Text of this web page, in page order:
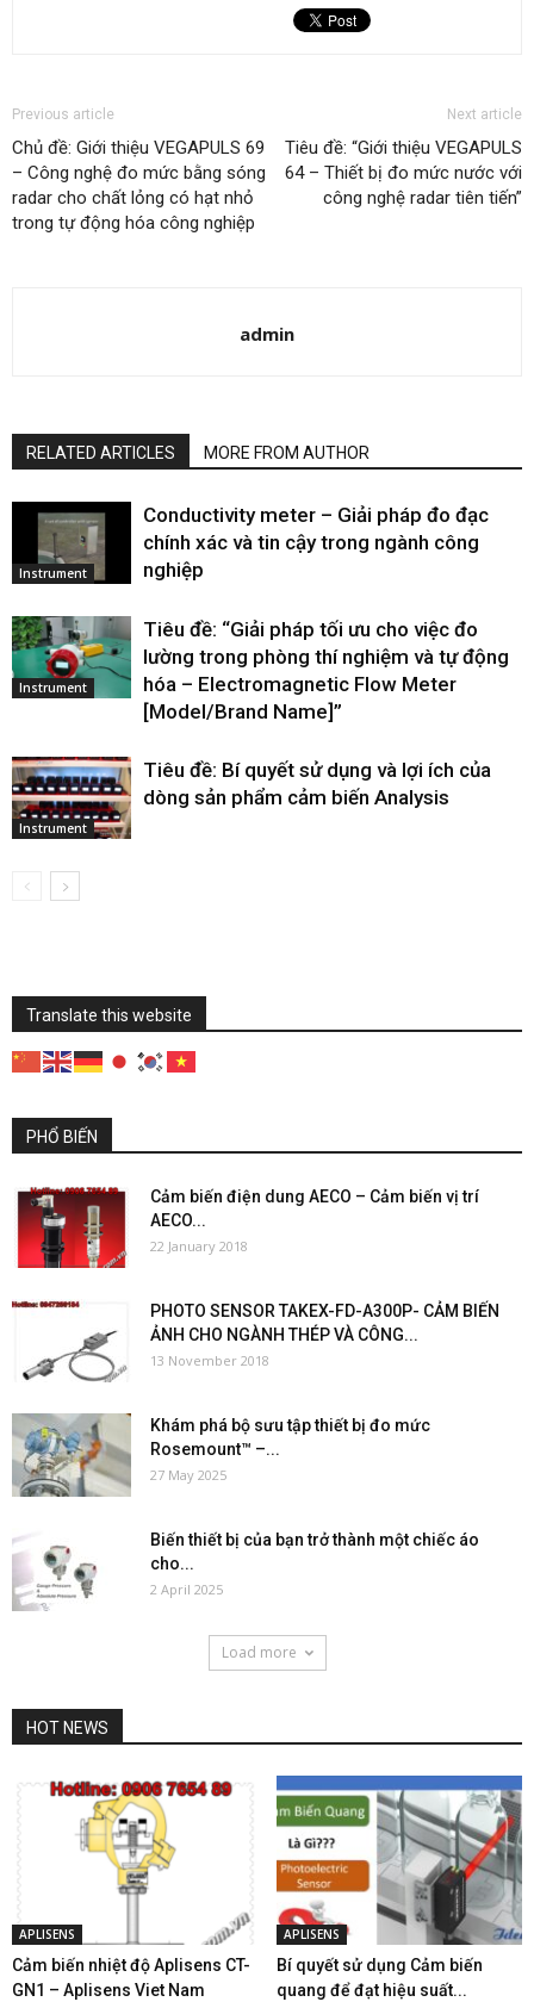
Previous article
Chủ đề: Giới thiệu VEGAPULS 69
– Công nghệ đo mức bằng sóng
radar cho chất lỏng có hạt nhỏ
trong tự động hóa công nghiệp
Next article
Tiêu đề: “Giới thiệu VEGAPULS
64 – Thiết bị đo mức nước với
công nghệ radar tiên tiến”
admin
RELATED ARTICLES MORE FROM AUTHOR
Instrument
Conductivity meter – Giải pháp đo đạc
chính xác và tin cậy trong ngành công
nghiệp
Instrument
Tiêu đề: “Giải pháp tối ưu cho việc đo
lường trong phòng thí nghiệm và tự động
hóa – Electromagnetic Flow Meter
[Model/Brand Name]”
Instrument
Tiêu đề: Bí quyết sử dụng và lợi ích của
dòng sản phẩm cảm biến Analysis
Translate this website
PHỔ BIẾN
Cảm biến điện dung AECO – Cảm biến vị trí
AECO...
22 January 2018
PHOTO SENSOR TAKEX-FD-A300P- CẢM BIẾN
ẢNH CHO NGÀNH THÉP VÀ CÔNG...
13 November 2018
Khám phá bộ sưu tập thiết bị đo mức
Rosemount™ –...
27 May 2025
Biến thiết bị của bạn trở thành một chiếc áo
cho...
2 April 2025
Load more
HOT NEWS
APLISENS
Cảm biến nhiệt độ Aplisens CT-
GN1 – Aplisens Viet Nam
APLISENS
Bí quyết sử dụng Cảm biến
quang để đạt hiệu suất...